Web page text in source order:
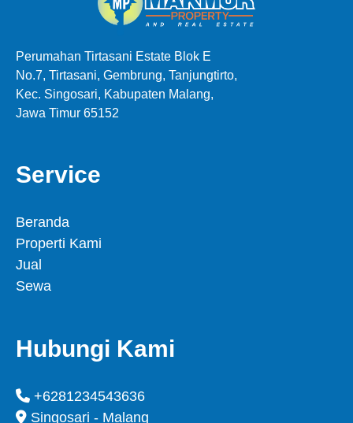
Perumahan Tirtasani Estate Blok E
No.7, Tirtasani, Gembrung, Tanjungtirto,
Kec. Singosari, Kabupaten Malang,
Jawa Timur 65152
Service
Beranda
Properti Kami
Jual
Sewa
Hubungi Kami
+6281234543636
Singosari - Malang